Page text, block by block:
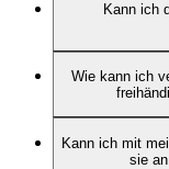
Kann ich
Wie kann ich
Kann ich mit
sie